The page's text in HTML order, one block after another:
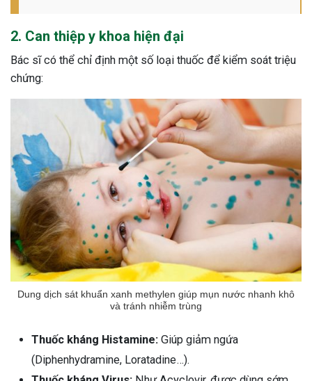
2. Can thiệp y khoa hiện đại
Bác sĩ có thể chỉ định một số loại thuốc để kiểm soát triệu
chứng:
Dung dịch sát khuẩn xanh methylen giúp mụn nước nhanh khô
và tránh nhiễm trùng
Thuốc kháng Histamine: Giúp giảm ngứa
(Diphenhydramine, Loratadine…).